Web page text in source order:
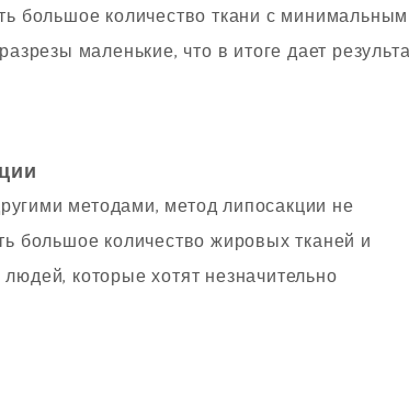
большое количество ткани с минимальным
маленькие, что в итоге дает
методами, метод липосакции не
большое количество жировых тканей и
которые хотят незначительно